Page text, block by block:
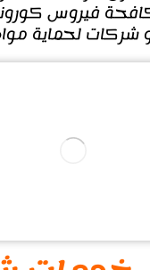
فيروس كورونا
شركات لحماية